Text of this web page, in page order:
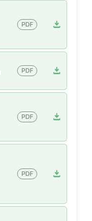
download
PDF
download
PDF
download
PDF
download
PDF